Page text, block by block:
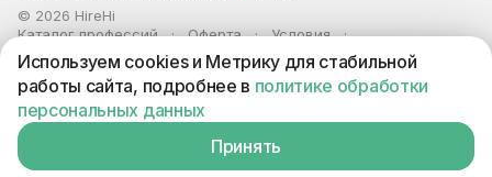
Вакансия находится в архиве
© 2026 HireHi
Каталог профессий
Оферта
Условия
Персональные данные
Реклама
ИП Захаров Антон Алексеевич · ИНН 663005711880 · ОГРНИП
321665800059102
Используем cookies и Метрику для стабильной
работы сайта, подробнее в политике обработки
персональных данных
Принять